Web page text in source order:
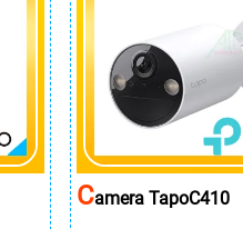
CAmera TapoC410